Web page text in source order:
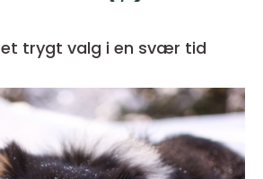
Bedemand fyn et trygt valg i en svær tid